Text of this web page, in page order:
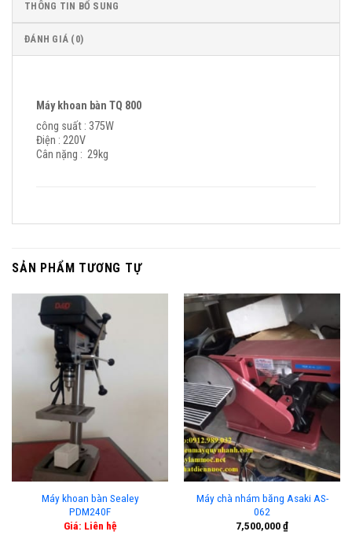
THÔNG TIN BỔ SUNG
ĐÁNH GIÁ (0)
Máy khoan bàn TQ 800
công suất : 375W
Điện : 220V
Cân nặng : 29kg
SẢN PHẨM TƯƠNG TỰ
Máy khoan bàn Sealey
PDM240F
Giá: Liên hệ
Máy chà nhám băng Asaki AS-
062
7,500,000₫